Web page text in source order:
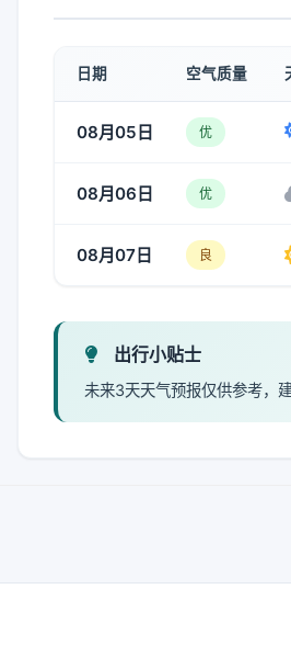
日期 空气质量
08月05日 优
08月06日 优
08月07日 良
出行小贴士
未来3天天气预报仅供参考，